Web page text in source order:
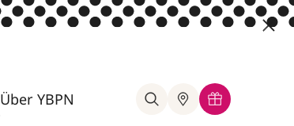
Über YBPN